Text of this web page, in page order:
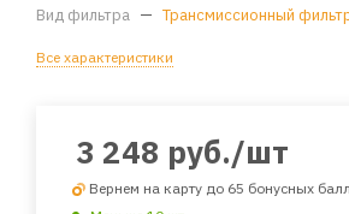
Вид фильтра — Трансмиссионный
Все характеристики
3 248 руб./шт
Вернем на карту до 65 бонусных